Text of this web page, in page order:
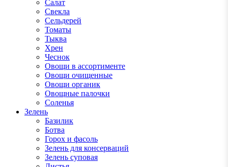
Салат
Свекла
Сельдерей
Томаты
Тыква
Хрен
Чеснок
Овощи в ассортименте
Овощи очищенные
Овощи органик
Овощные палочки
Соленья
Зелень
Базилик
Ботва
Горох и фасоль
Зелень для консерваций
Зелень суповая